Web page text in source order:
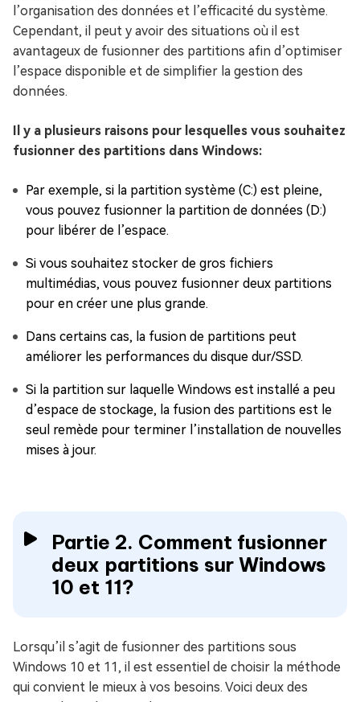
l’organisation des données et l’efficacité du système.
Cependant, il peut y avoir des situations où il est
avantageux de fusionner des partitions afin d’optimiser
l’espace disponible et de simplifier la gestion des
données.
Il y a plusieurs raisons pour lesquelles vous souhaitez
fusionner des partitions dans Windows:
Par exemple, si la partition système (C:) est pleine,
vous pouvez fusionner la partition de données (D:)
pour libérer de l’espace.
Si vous souhaitez stocker de gros fichiers
multimédias, vous pouvez fusionner deux partitions
pour en créer une plus grande.
Dans certains cas, la fusion de partitions peut
améliorer les performances du disque dur/SSD.
Si la partition sur laquelle Windows est installé a peu
d’espace de stockage, la fusion des partitions est le
seul remède pour terminer l’installation de nouvelles
mises à jour.
Partie 2. Comment fusionner
deux partitions sur Windows
10 et 11?
Lorsqu’il s’agit de fusionner des partitions sous
Windows 10 et 11, il est essentiel de choisir la méthode
qui convient le mieux à vos besoins. Voici deux des